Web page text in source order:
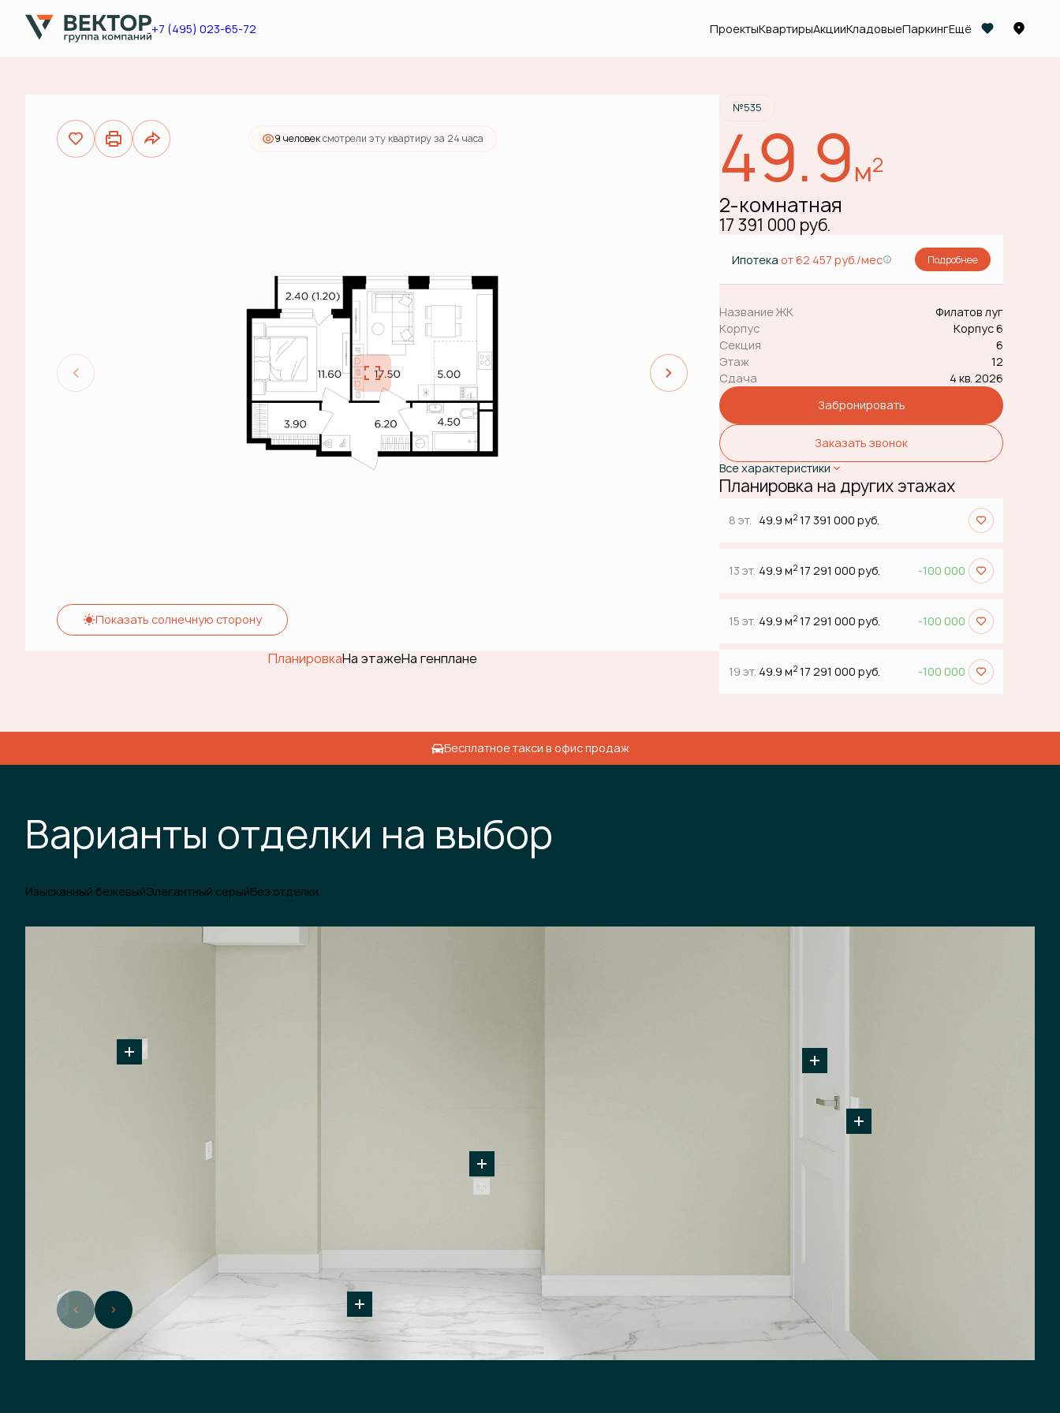
+7 (495) 023-65-72 ПроектыКвартирыАкцииКладовыеПаркингЕщё
2-комнатная49.9 м217 391 000 руб. Забронировать
9 человексмотрели эту квартиру за 24 часа
Показать солнечную сторону
ПланировкаНа этажеНа генплане
№535
49.9м2
2-комнатная
17 391 000 руб.
Ипотека от 62 457 руб./мес Подробнее
Название ЖК
Филатов луг
Корпус
Корпус 6
Секция
6
Этаж
12
Сдача
4 кв. 2026
Забронировать
Заказать звонок
Все характеристики
Планировка на других этажах
8 эт. 49.9 м2 17 391 000 руб.
13 эт. 49.9 м2 17 291 000 руб. -100 000
15 эт. 49.9 м2 17 291 000 руб. -100 000
19 эт. 49.9 м2 17 291 000 руб. -100 000
Бесплатное такси в офис продаж
Варианты отделки на выбор
Изысканный бежевыйЭлегантный серыйБез отделки